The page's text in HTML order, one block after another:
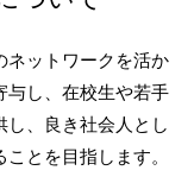
ネットワークを活か
与し、在校生や若手
、
良き社会人とし
とを目指します。